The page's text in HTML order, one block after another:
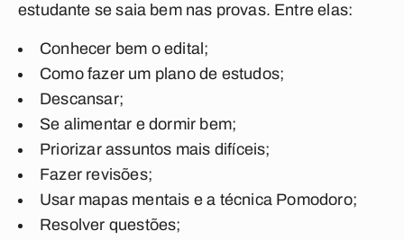
estudante se saia bem nas provas. Entre elas:
Conhecer bem o edital;
Como fazer um plano de estudos;
Descansar;
Se alimentar e dormir bem;
Priorizar assuntos mais difíceis;
Fazer revisões;
Usar mapas mentais e a técnica Pomodoro;
Resolver questões;